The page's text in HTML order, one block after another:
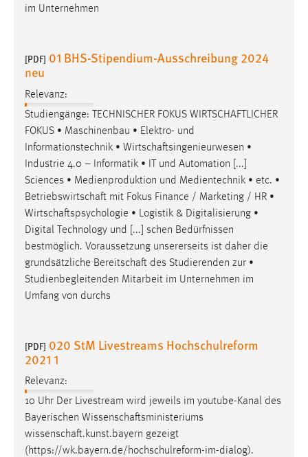
im Unternehmen
[PDF] 01 BHS-Stipendium-Ausschreibung 2024
neu
Relevanz:
Studiengänge: TECHNISCHER FOKUS WIRTSCHAFTLICHER
FOKUS • Maschinenbau • Elektro- und
Informationstechnik • Wirtschaftsingenieurwesen •
Industrie 4.0 – Informatik • IT und Automation [...]
Sciences • Medienproduktion und Medientechnik • etc. •
Betriebswirtschaft mit Fokus Finance / Marketing / HR •
Wirtschaftspsychologie • Logistik & Digitalisierung •
Digital Technology und [...] schen Bedürfnissen
bestmöglich. Voraussetzung unsererseits ist daher die
grundsätzliche Bereitschaft des Studierenden zur •
Studienbegleitenden Mitarbeit im Unternehmen im
Umfang von durchs
[PDF] 020 StM Livestreams Hochschulreform
2021 1
Relevanz:
10 Uhr Der Livestream wird jeweils im youtube-Kanal des
Bayerischen Wissenschaftsministeriums
wissenschaft.kunst.bayern gezeigt
(https://wk.bayern.de/hochschulreform-im-dialog).